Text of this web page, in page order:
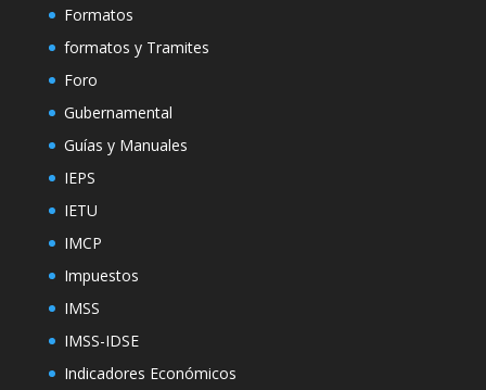
Formatos
formatos y Tramites
Foro
Gubernamental
Guías y Manuales
IEPS
IETU
IMCP
Impuestos
IMSS
IMSS-IDSE
Indicadores Económicos